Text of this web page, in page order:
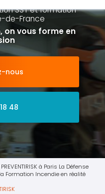
SST et formation
de-France
on vous forme en
nous
48
à Paris La Défense
Formation Incendie en réalité